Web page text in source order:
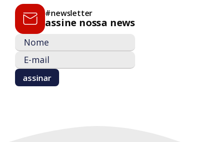
#newsletter
assine nossa news